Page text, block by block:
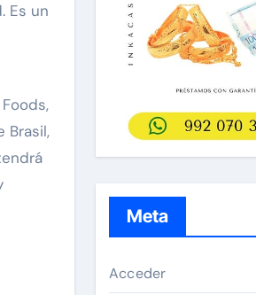
Es un
Brasil,
Meta
Acceder